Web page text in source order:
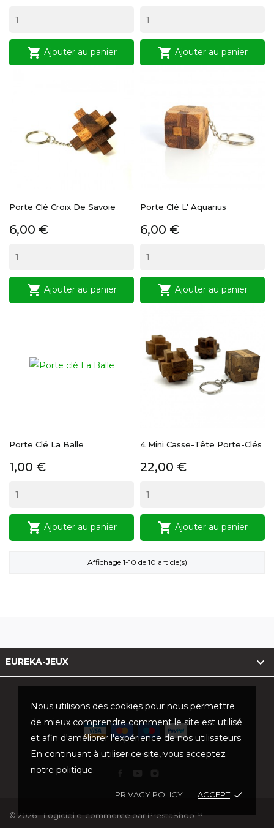
 Ajouter au panier  Ajouter au panier
Porte Clé Croix De Savoie
Prix
6,00 €
 Ajouter au panier
Porte Clé L' Aquarius
Prix
6,00 €
 Ajouter au panier
Porte Clé La Balle
Prix
1,00 €
 Ajouter au panier
4 Mini Casse-Tête Porte-Clés
Prix
22,00 €
 Ajouter au panier
Affichage 1-10 de 10 article(s)
EUREKA-JEUX 
Nous utilisons des cookies pour nous permettre
de mieux comprendre comment le site est utilisé
et afin d'améliorer l'expérience de nos utilisateurs.
En continuant à utiliser ce site, vous acceptez
notre politique.
PRIVACY POLICY ACCEPT done
!
Suivez Nous !
© 2026 - Logiciel e-commerce par PrestaShop™